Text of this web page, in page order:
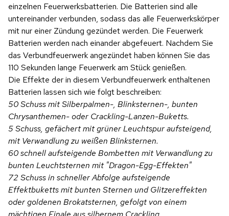
einzelnen Feuerwerksbatterien. Die Batterien sind alle
untereinander verbunden, sodass das alle Feuerwerkskörper
mit nur einer Zündung gezündet werden. Die Feuerwerk
Batterien werden nach einander abgefeuert. Nachdem Sie
das Verbundfeuerwerk angezündet haben können Sie das
110 Sekunden lange Feuerwerk am Stück genießen.
Die Effekte der in diesem Verbundfeuerwerk enthaltenen
Batterien lassen sich wie folgt beschreiben:
50 Schuss mit Silberpalmen-, Blinksternen-, bunten
Chrysanthemen- oder Crackling-Lanzen-Buketts.
5 Schuss, gefächert mit grüner Leuchtspur aufsteigend,
mit Verwandlung zu weißen Blinksternen.
60 schnell aufsteigende Bombetten mit Verwandlung zu
bunten Leuchtsternen mit "Dragon-Egg-Effekten"
72 Schuss in schneller Abfolge aufsteigende
Effektbuketts mit bunten Sternen und Glitzereffekten
oder goldenen Brokatsternen, gefolgt von einem